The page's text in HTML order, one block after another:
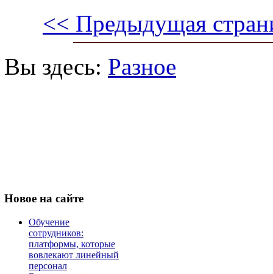
<< Предыдущая
Вы здесь: Разное
Новое на сайте
Обучение
сотрудников:
платформы, которые
вовлекают линейный
персонал